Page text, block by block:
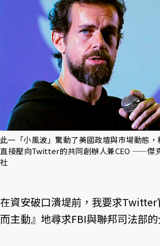
此一「小風波」驚動了美國政壇與市場動態
直接壓向Twitter的共同創辦人兼CEO ——傑
社
在資安破口潰堤前，我要求Twitter
而主動』地尋求FBI與聯邦司法部的